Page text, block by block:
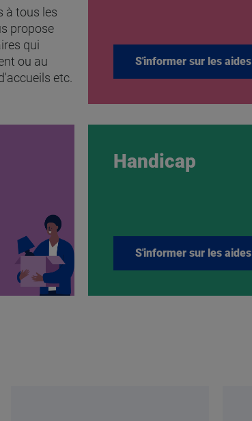
à tous les
propose
qui
ou au
etc.
S'informer sur les aides
Handicap
S'informer sur les aides